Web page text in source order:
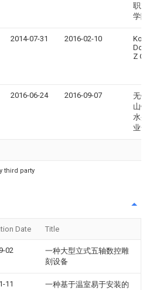
职业
学院
2014-07-31 2016-02-10
Z O O
2016-06-24 2016-09-07
无锡
山镇
水蜜
业合
third party
Date Title
02
一种大型立式五轴数控雕
刻设备
11
一种基于温室易于安装的